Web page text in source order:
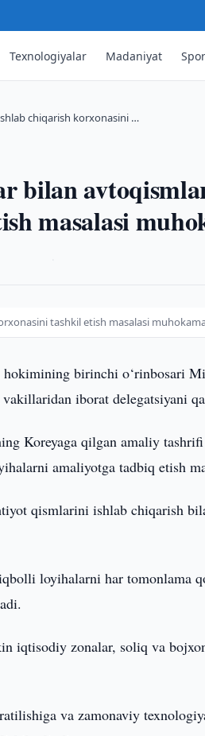
Texnologiyalar Madaniyat
chiqarish korxonasini …
bilan
masalasi
tashkil etish masalasi
hokimining birinchi o‘rinbosari
iborat delegatsiyani
Koreyaga qilgan amaliy
amaliyotga tadbiq etish
qismlarini ishlab chiqarish
loyihalarni har tomonlama
iqtisodiy zonalar, soliq va
va zamonaviy